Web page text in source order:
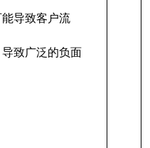
导致客户流
致广泛的负面